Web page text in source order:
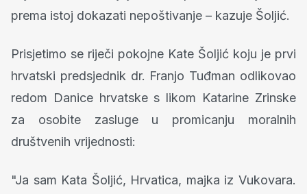
prema istoj dokazati nepoštivanje – kazuje Šoljić.
Prisjetimo se riječi pokojne Kate Šoljić koju je prvi
hrvatski predsjednik dr. Franjo Tuđman odlikovao
redom Danice hrvatske s likom Katarine Zrinske
za osobite zasluge u promicanju moralnih
društvenih vrijednosti:
"Ja sam Kata Šoljić, Hrvatica, majka iz Vukovara.